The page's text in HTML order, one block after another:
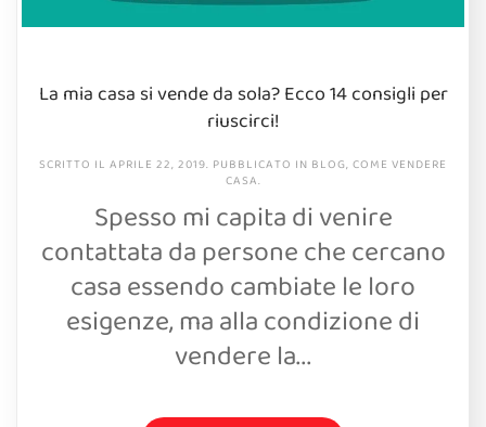
La mia casa si vende da sola? Ecco 14 consigli per
riuscirci!
SCRITTO IL APRILE 22, 2019. PUBBLICATO IN BLOG, COME VENDERE
CASA.
Spesso mi capita di venire
contattata da persone che cercano
casa essendo cambiate le loro
esigenze, ma alla condizione di
vendere la...